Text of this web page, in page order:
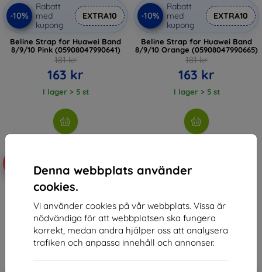
Denna webbplats använder
cookies.
Vi använder cookies på vår webbplats. Vissa är
nödvändiga för att webbplatsen ska fungera
korrekt, medan andra hjälper oss att analysera
trafiken och anpassa innehåll och annonser.
-10%
Rabatt
med
kupong
EXTRA10
Beline Strap for Huawei Band
8/9/10 Pink (05908047990641)
181 kr
163 kr
I lager > 5 st
-10%
Rabatt
med
kupong
EXTRA10
Beline Strap for Huawei Band
8/9/10 Orange (05908047990665)
181 kr
163 kr
I lager > 5 st